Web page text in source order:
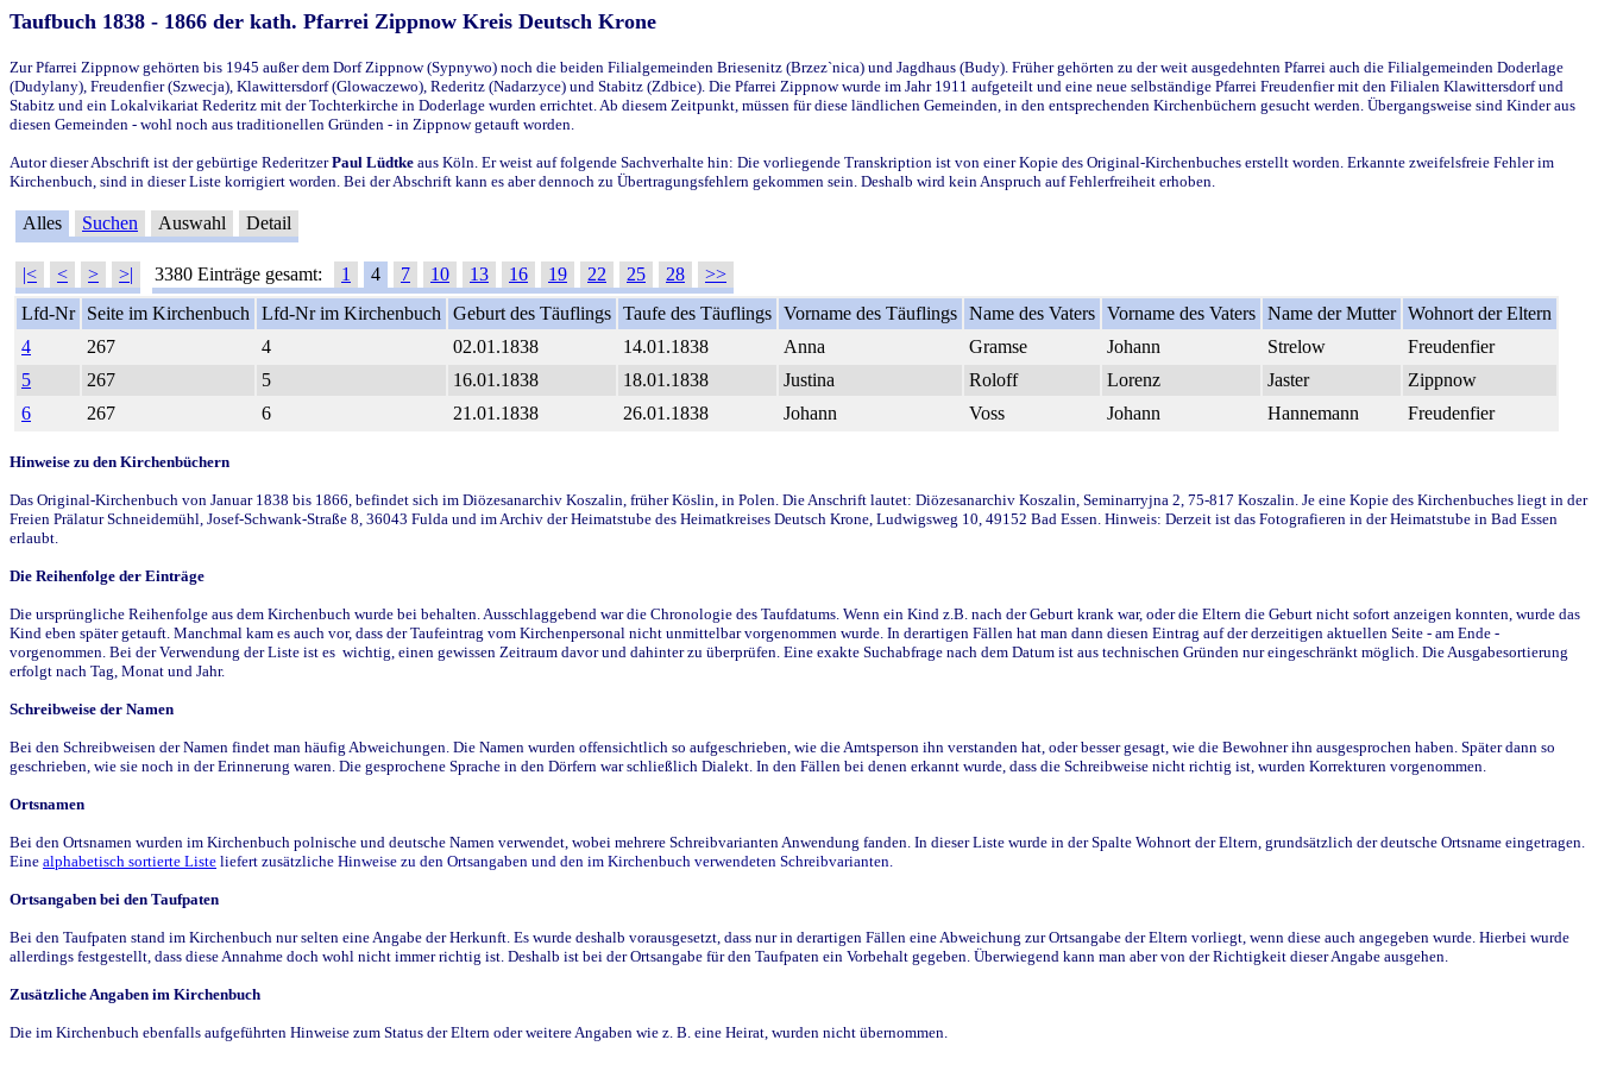
Taufbuch 1838 - 1866 der kath. Pfarrei Zippnow Kreis Deutsch Krone
Zur Pfarrei Zippnow gehörten bis 1945 außer dem Dorf Zippnow (Sypnywo) noch die beiden Filialgemeinden Briesenitz (Brzez`nica) und Jagdhaus (Budy). Früher gehörten zu der weit ausgedehnten Pfarrei auch die Filialgemeinden Doderlage
(Dudylany), Freudenfier (Szwecja), Klawittersdorf (Glowaczewo), Rederitz (Nadarzyce) und Stabitz (Zdbice). Die Pfarrei Zippnow wurde im Jahr 1911 aufgeteilt und eine neue selbständige Pfarrei Freudenfier mit den Filialen Klawittersdorf und
Stabitz und ein Lokalvikariat Rederitz mit der Tochterkirche in Doderlage wurden errichtet. Ab diesem Zeitpunkt, müssen für diese ländlichen Gemeinden, in den entsprechenden Kirchenbüchern gesucht werden. Übergangsweise sind Kinder aus
diesen Gemeinden - wohl noch aus traditionellen Gründen - in Zippnow getauft worden.
Autor dieser Abschrift ist der gebürtige RederitzerPaul Lüdtke aus Köln. Er weist auf folgende Sachverhalte hin: Die vorliegende Transkription ist von einer Kopie des Original-Kirchenbuches erstellt worden. Erkannte zweifelsfreie Fehler im
Kirchenbuch, sind in dieser Liste korrigiert worden. Bei der Abschrift kann es aber dennoch zu Übertragungsfehlern gekommen sein. Deshalb wird kein Anspruch auf Fehlerfreiheit erhoben.
Alles Suchen Auswahl Detail
|< < > >| 3380 Einträge gesamt: 1 4 7 10 13 16 19 22 25 28
>>
Lfd-Nr
Seite im Kirchenbuch Lfd-Nr im Kirchenbuch Geburt des Täuflings Taufe des Täuflings Vorname des Täuflings Name des Vaters Vorname des Vaters Name der Mutter Wohnort der Eltern
4
267 4 02.01.1838 14.01.1838 Anna Gramse Johann Strelow
Freudenfier
5
267 5 16.01.1838 18.01.1838 Justina Roloff Lorenz Jaster
Zippnow
6
267 6 21.01.1838 26.01.1838 Johann Voss Johann Hannemann Freudenfier
Hinweise zu den Kirchenbüchern
Das Original-Kirchenbuch von Januar 1838 bis 1866, befindet sich im Diözesanarchiv Koszalin, früher Köslin, in Polen. Die Anschrift lautet: Diözesanarchiv Koszalin, Seminarryjna 2, 75-817 Koszalin. Je eine Kopie des Kirchenbuches liegt in der
Freien Prälatur Schneidemühl, Josef-Schwank-Straße 8, 36043 Fulda und im Archiv der Heimatstube des Heimatkreises Deutsch Krone, Ludwigsweg 10, 49152 Bad Essen. Hinweis: Derzeit ist das Fotografieren in der Heimatstube in Bad Essen
erlaubt.
Die Reihenfolge der Einträge
Die ursprüngliche Reihenfolge aus dem Kirchenbuch wurde bei behalten. Ausschlaggebend war die Chronologie des Taufdatums. Wenn ein Kind z.B. nach der Geburt krank war, oder die Eltern die Geburt nicht sofort anzeigen konnten, wurde das
Kind eben später getauft. Manchmal kam es auch vor, dass der Taufeintrag vom Kirchenpersonal nicht unmittelbar vorgenommen wurde. In derartigen Fällen hat man dann diesen Eintrag auf der derzeitigen aktuellen Seite - am Ende -
vorgenommen. Bei der Verwendung der Liste ist es wichtig, einen gewissen Zeitraum davor und dahinter zu überprüfen. Eine exakte Suchabfrage nach dem Datum ist aus technischen Gründen nur eingeschränkt möglich. Die Ausgabesortierung
erfolgt nach Tag, Monat und Jahr.
Schreibweise der Namen
Bei den Schreibweisen der Namen findet man häufig Abweichungen. Die Namen wurden offensichtlich so aufgeschrieben, wie die Amtsperson ihn verstanden hat, oder besser gesagt, wie die Bewohner ihn ausgesprochen haben. Später dann so
geschrieben, wie sie noch in der Erinnerung waren. Die gesprochene Sprache in den Dörfern war schließlich Dialekt. In den Fällen bei denen erkannt wurde, dass die Schreibweise nicht richtig ist, wurden Korrekturen vorgenommen.
Ortsnamen
Bei den Ortsnamen wurden im Kirchenbuch polnische und deutsche Namen verwendet, wobei mehrere Schreibvarianten Anwendung fanden. In dieser Liste wurde in der Spalte Wohnort der Eltern, grundsätzlich der deutsche Ortsname eingetragen.
Eine alphabetisch sortierte Liste liefert zusätzliche Hinweise zu den Ortsangaben und den im Kirchenbuch verwendeten Schreibvarianten.
Ortsangaben bei den Taufpaten
Bei den Taufpaten stand im Kirchenbuch nur selten eine Angabe der Herkunft. Es wurde deshalb vorausgesetzt, dass nur in derartigen Fällen eine Abweichung zur Ortsangabe der Eltern vorliegt, wenn diese auch angegeben wurde. Hierbei wurde
allerdings festgestellt, dass diese Annahme doch wohl nicht immer richtig ist. Deshalb ist bei der Ortsangabe für den Taufpaten ein Vorbehalt gegeben. Überwiegend kann man aber von der Richtigkeit dieser Angabe ausgehen.
Zusätzliche Angaben im Kirchenbuch
Die im Kirchenbuch ebenfalls aufgeführten Hinweise zum Status der Eltern oder weitere Angaben wie z. B. eine Heirat, wurden nicht übernommen.